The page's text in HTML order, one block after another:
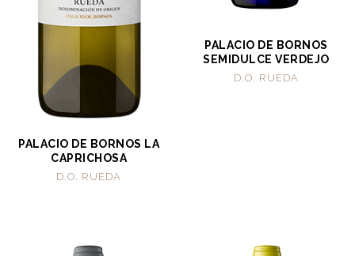
PALACIO DE BORNOS LA
CAPRICHOSA
D.O. RUEDA
PALACIO DE BORNOS
SEMIDULCE VERDEJO
D.O. RUEDA